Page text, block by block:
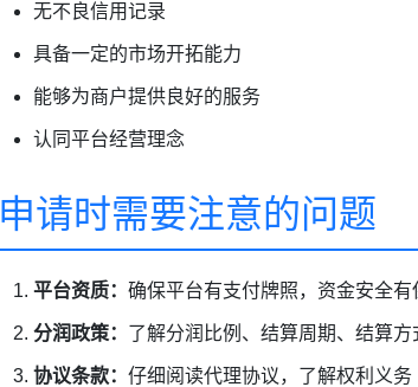
无不良信用记录
具备一定的市场开拓能力
能够为商户提供良好的服务
认同平台经营理念
申请时需要注意的问题
平台资质： 确保平台有支付牌照，资金安全有
分润政策： 了解分润比例、结算周期、结算方
协议条款： 仔细阅读代理协议，了解权利义务